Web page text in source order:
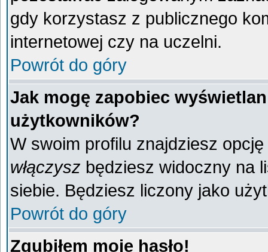
gdy korzystasz z publicznego
internetowej czy na uczelni.
Powrót do góry
Jak mogę zapobiec
użytkowników?
W swoim profilu znajdziesz opcję
włączysz będziesz widoczny na
siebie. Będziesz liczony jako
Powrót do góry
Zgubiłem moje hasło!